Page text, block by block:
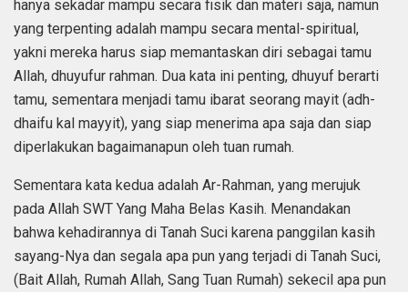
hanya sekadar mampu secara fisik dan materi saja, namun
yang terpenting adalah mampu secara mental-spiritual,
yakni mereka harus siap memantaskan diri sebagai tamu
Allah, dhuyufur rahman. Dua kata ini penting, dhuyuf berarti
tamu, sementara menjadi tamu ibarat seorang mayit (adh-
dhaifu kal mayyit), yang siap menerima apa saja dan siap
diperlakukan bagaimanapun oleh tuan rumah.
Sementara kata kedua adalah Ar-Rahman, yang merujuk
pada Allah SWT Yang Maha Belas Kasih. Menandakan
bahwa kehadirannya di Tanah Suci karena panggilan kasih
sayang-Nya dan segala apa pun yang terjadi di Tanah Suci,
(Bait Allah, Rumah Allah, Sang Tuan Rumah) sekecil apa pun